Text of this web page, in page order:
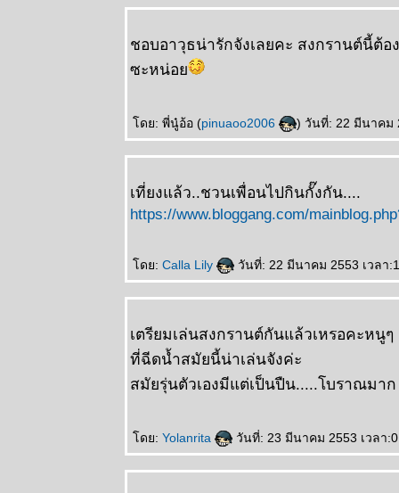
ชอบอาวุธน่ารักจังเลยคะ สงกรานต์นี้ต้
ซะหน่อ
ดย: พี่นู๋อ้อ (pinuaoo2006 ) วันที่: 22 มีนาคม
เที่ยงแล้ว..ชวนเพื่อนไปกินกั๊งกัน....
https://www.bloggang.com/
ดย: Calla Lily วันที่: 22 มีนาคม 2553 เวลา
เตรียมเล่นสงกรานต์กันแล้วเหรอคะหนูๆ
ที่ฉีดน้ำสมัยนี้น่าเล่นจังค่ะ
สมัยรุ่นตัวเองมีแต่เป็นปืน.....โบราณมาก
ดย: Yolanrita วันที่: 23 มีนาคม 2553 เวลา